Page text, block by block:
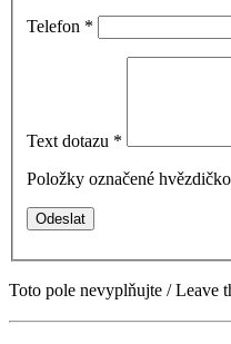
Telefon *
Text dotazu *
Položky označené
Toto pole nevyplňujte / Leave